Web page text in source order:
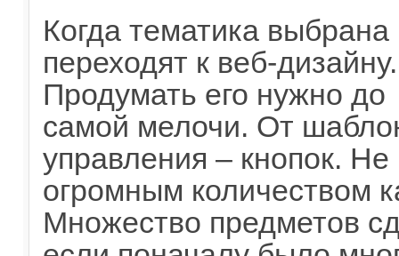
Когда тематика выбрана
переходят к веб-дизайну.
Продумать его нужно до
самой мелочи. От
управления – кнопок.
огромным количеством
Множество предметов